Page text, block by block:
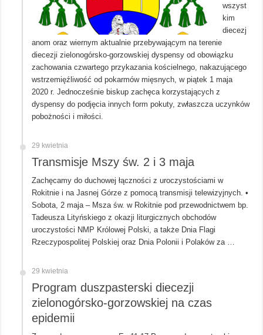
wszyst
kim
diecezj
anom oraz wiernym aktualnie przebywającym na terenie
diecezji zielonogórsko-gorzowskiej dyspensy od obowiązku
zachowania czwartego przykazania kościelnego, nakazującego
wstrzemięźliwość od pokarmów mięsnych, w piątek 1 maja
2020 r. Jednocześnie biskup zachęca korzystających z
dyspensy do podjęcia innych form pokuty, zwłaszcza uczynków
pobożności i miłości.
29 kwietnia
Transmisje Mszy św. 2 i 3 maja
Zachęcamy do duchowej łączności z uroczystościami w
Rokitnie i na Jasnej Górze z pomocą transmisji telewizyjnych. •
Sobota, 2 maja – Msza św. w Rokitnie pod przewodnictwem bp.
Tadeusza Lityńskiego z okazji liturgicznych obchodów
uroczystości NMP Królowej Polski, a także Dnia Flagi
Rzeczypospolitej Polskiej oraz Dnia Polonii i Polaków za …
29 kwietnia
Program duszpasterski diecezji
zielonogórsko-gorzowskiej na czas
epidemii